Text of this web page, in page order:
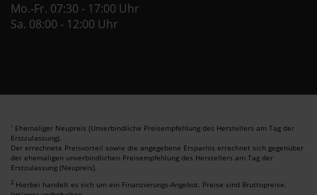
Mo.-Fr. 07:30 - 17:00 Uhr
Sa. 08:00 - 12:00 Uhr
1 Ehemaliger Neupreis (Unverbindliche Preisempfehlung des Herstellers am Tag der
Erstzulassung).
Der errechnete Preisvorteil sowie die angegebene Ersparnis errechnet sich gegenüber
der ehemaligen unverbindlichen Preisempfehlung des Herstellers am Tag der
Erstzulassung (Neupreis).
2 Hierbei handelt es sich um ein Finanzierungs-Angebot. Preise sind Bruttopreise.